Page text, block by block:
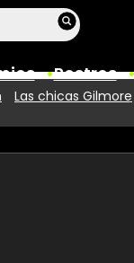
Rostros
Las chicas Gilmore